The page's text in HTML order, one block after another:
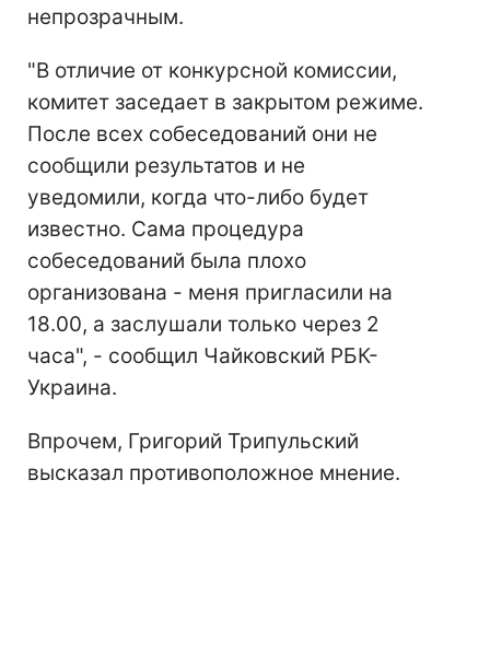
непрозрачным.
"В отличие от конкурсной комиссии,
комитет заседает в закрытом режиме.
После всех собеседований они не
сообщили результатов и не
уведомили, когда что-либо будет
известно. Сама процедура
собеседований была плохо
организована - меня пригласили на
18.00, а заслушали только через 2
часа", - сообщил Чайковский РБК-
Украина.
Впрочем, Григорий Трипульский
высказал противоположное мнение.